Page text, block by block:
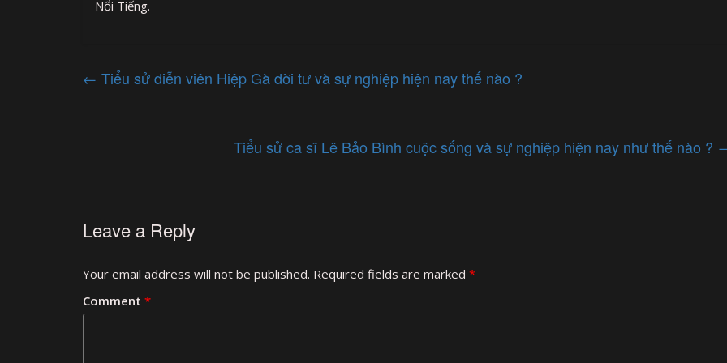
Nổi Tiếng.
← Tiểu sử diễn viên Hiệp Gà đời tư và sự nghiệp hiện nay thế nào ?
Tiểu sử ca sĩ Lê Bảo Bình cuộc sống và sự nghiệp hiện nay như thế nào ?
Leave a Reply
Your email address will not be published. Required fields are marked *
Comment *